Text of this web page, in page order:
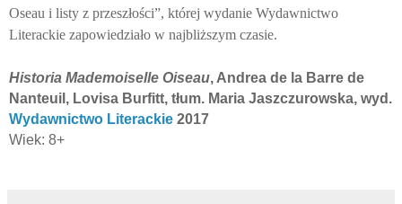
Oseau i listy z przeszłości”, której wydanie Wydawnictwo
Literackie zapowiedziało w najbliższym czasie.
Historia Mademoiselle Oiseau, Andrea de la Barre de
Nanteuil, Lovisa Burfitt, tłum. Maria Jaszczurowska, wyd.
Wydawnictwo Literackie 2017
Wiek: 8+